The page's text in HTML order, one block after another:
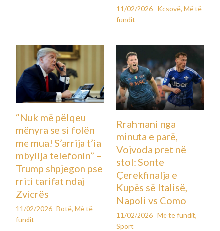
11/02/2026 Kosovë, Më të
fundit
“Nuk më pëlqeu
mënyra se si folën
me mua! S’arrija t’ia
mbyllja telefonin” –
Trump shpjegon pse
rriti tarifat ndaj
Zvicrës
11/02/2026 Botë,Më të
fundit
Rrahmani nga
minuta e parë,
Vojvoda pret në
stol: Sonte
Çerekfinalja e
Kupës së Italisë,
Napoli vs Como
11/02/2026 Më të fundit,
Sport